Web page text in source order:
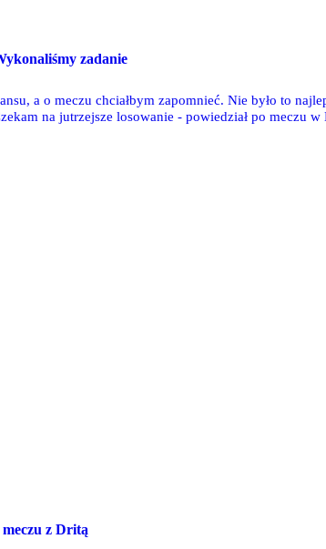
zadanie
a o meczu chciałbym zapomnieć. Nie było to
na jutrzejsze losowanie - powiedział po meczu
z Dritą